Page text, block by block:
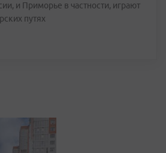
и Приморье в частности, играют
путях